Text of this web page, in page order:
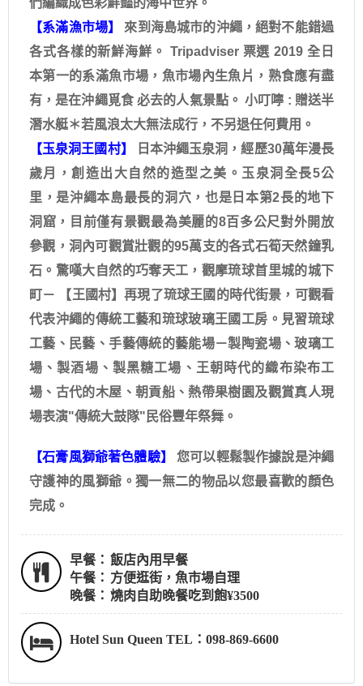
們編織成色彩鮮豔的海中世界。
【系滿漁市場】
來到海島城市的沖繩，絕對不能錯過
各式各樣的新鮮海鮮。 Tripadviser 票選 2019 全日
本第一的系滿魚市場，魚市場內生魚片，熟食應有盡
有，是在沖繩覓食 必去的人氣景點。 小叮嚀 : 贈送半
潛水艇＊若風浪太大無法成行，不另退任何費用。
【玉泉洞王國村】
日本沖繩玉泉洞，經歷30萬年漫長
歲月，創造出大自然的造型之美。玉泉洞全長5公
里，是沖繩本島最長的洞穴，也是日本第2長的地下
洞窟，目前僅有景觀最為美麗的8百多公尺對外開放
參觀，洞內可觀賞壯觀的95萬支的各式石筍天然鐘乳
石。驚嘆大自然的巧奪天工，觀摩琉球首里城的城下
町－ 【王國村】再現了琉球王國的時代街景，可觀看
代表沖繩的傳統工藝和琉球玻璃王國工房。見習琉球
工藝、民藝、手藝傳統的藝能場－製陶瓷場、玻璃工
場、製酒場、製黑糖工場、王朝時代的織布染布工
場、古代的木屋、朝貢船、熱帶果樹園及觀賞真人現
場表演"傳統大鼓隊"民俗豐年祭舞。
【石膏風獅爺著色體驗】
您可以輕鬆製作據說是沖繩
守護神的風獅爺。獨一無二的物品以您最喜歡的顏色
完成。
早餐： 飯店內用早餐
午餐： 方便逛街，魚市場自理
晚餐： 燒肉自助晚餐吃到飽¥3500
Hotel Sun Queen TEL：098-869-6600